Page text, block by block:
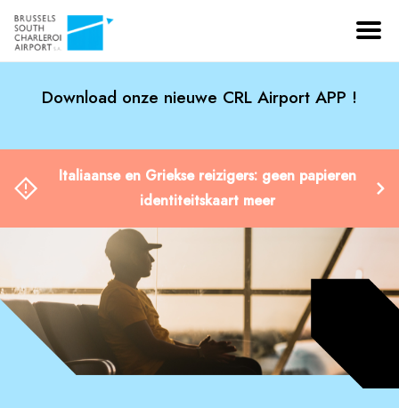
Download onze nieuwe CRL Airport APP !
Italiaanse en Griekse reizigers: geen papieren
identiteitskaart meer